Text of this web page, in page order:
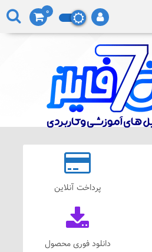
پرداخت آنلاین
دانلود فوری محصول
0